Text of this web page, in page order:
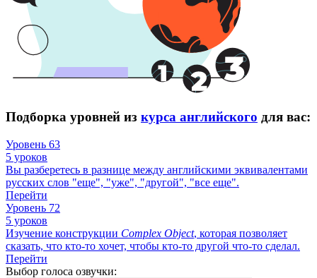
Подборка уровней из курса английского для вас:
Уровень 63
5 уроков
Вы разберетесь в разнице между английскими эквивалентами
русских слов "еще", "уже", "другой", "все еще".
Перейти
Уровень 72
5 уроков
Изучение конструкции Complex Object, которая позволяет
сказать, что кто-то хочет, чтобы кто-то другой что-то сделал.
Перейти
Выбор голоса озвучки: